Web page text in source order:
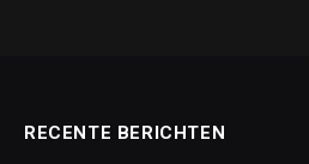
RECENTE BERICHTEN